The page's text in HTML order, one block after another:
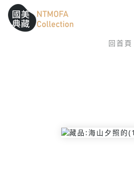
跳到中間主要內容區
網站導覽
:::
回首頁